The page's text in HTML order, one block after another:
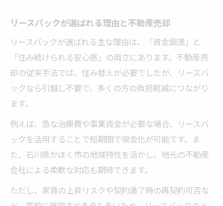
不動産売却で資金と生活の安定を実現する
不動産売却後も安心な住環境維持の工夫
🏠 かんたん無料査定
※しつこい営業は一切ありません※ご入力いた
リースバックが選ばれる理由と不動産売却
リースバックが選ばれる主な理由は、「資金調達」と
「住み続けられる安心感」の両立にあります。不動産売
却の従来手法では、住み替えが必要でしたが、リースバ
ックなら引越し不要で、多くの方の負担軽減につながり
ます。
例えば、急な治療費や事業資金が必要な場合、リースバ
ックを活用することで短期間で現金化が可能です。ま
た、石川県かほく市の地域特性を活かし、地元の不動産
会社による柔軟な対応も期待できます。
ただし、家賃の上昇リスクや契約満了時の再契約可否な